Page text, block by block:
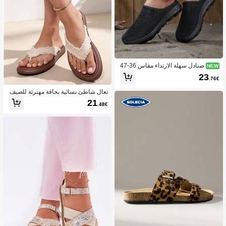
NEW
صنادل سهلة الارتداء مقاس 36-47
، صنادل شبكية تنفس صيفية ، صنادل سه
لة الارتداء مريحة للمسنين والنساء الحوام
23.76€
نعال شاطئ نسائية بحافة مهترئة للصيف
والخارج، بتصميم ريترو كاجوال، مقاسات
كبيرة21.48€